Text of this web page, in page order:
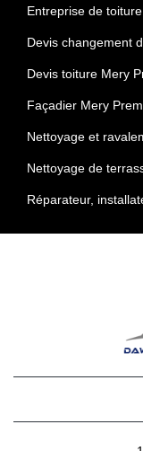
Entreprise de
Devis changement
Devis toiture Mery
Façadier Mery
Nettoyage et
Nettoyage de
Réparateur,